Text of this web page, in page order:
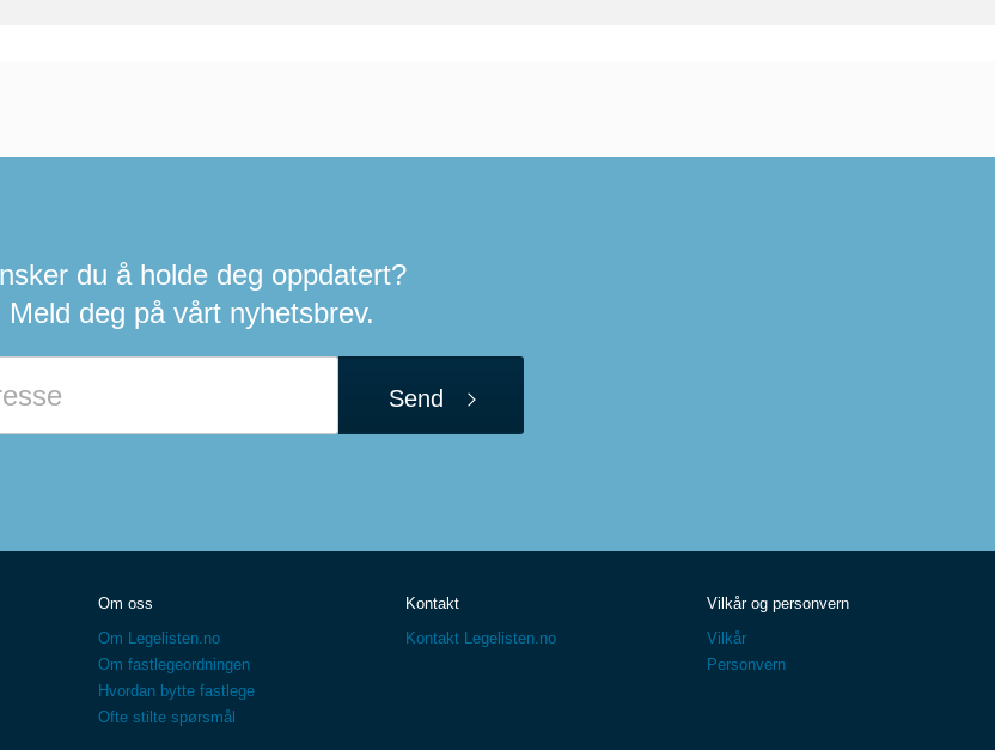
du å holde deg oppdatert?
Meld deg på vårt nyhetsbrev.
Send
Om oss
Om Legelisten.no
Om fastlegeordningen
Hvordan bytte fastlege
Ofte stilte spørsmål
Kontakt
Kontakt Legelisten.no
Vilkår og personvern
Vilkår
Personvern